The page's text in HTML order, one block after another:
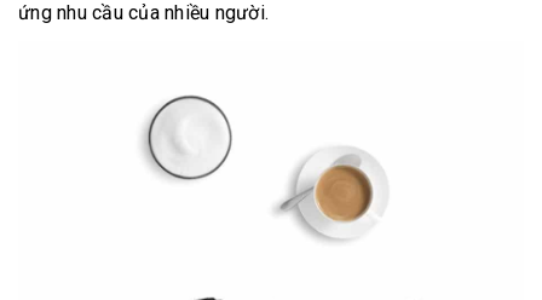
ứng nhu cầu của nhiều người.